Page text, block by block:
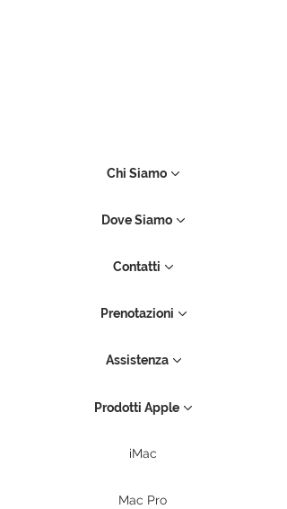
Chi Siamo
Dove Siamo
Contatti
Prenotazioni
Assistenza
Prodotti Apple
iMac
Mac Pro